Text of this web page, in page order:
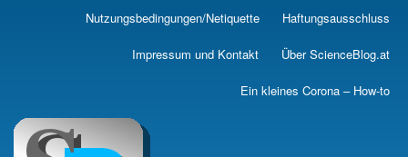
Skip
main
Nutzungsbedingungen/Netiquette Haftungsausschluss
Impressum und Kontakt Über ScienceBlog.at
Ein kleines Corona – How-to